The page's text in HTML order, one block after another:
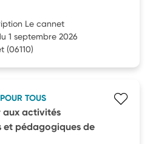
Le cannet
1 septembre 2026
(06110)
TOUS
aux activités
et pédagogiques de